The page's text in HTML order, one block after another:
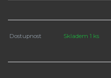
Dostupnost Skladem 1 ks